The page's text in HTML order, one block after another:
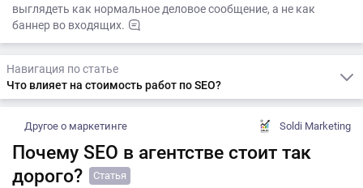
выглядеть как нормальное деловое сообщение, а не как
баннер во входящих.
Навигация по статье
Что влияет на стоимость работ по SEO?
Другое о маркетинге Soldi Marketing
Почему SEO в агентстве стоит так
дорого?
Статья